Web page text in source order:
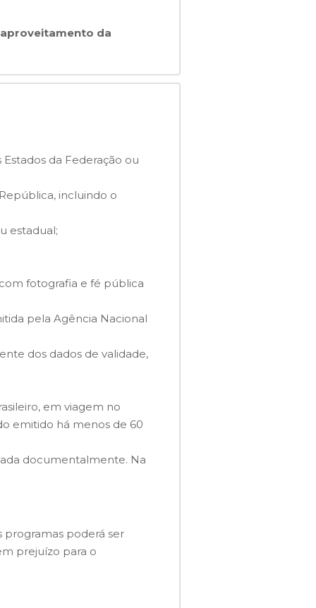
da
da Federação ou
incluindo o
estadual;
fotografia e fé pública
pela Agência Nacional
dos dados de validade,
em viagem no
emitido há menos de 60
documentalmente. Na
poderá ser
prejuízo para o